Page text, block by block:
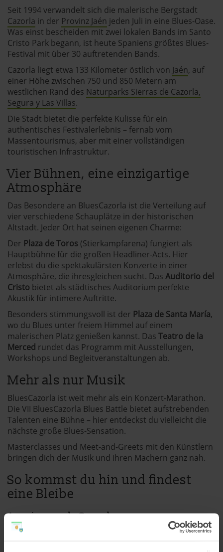
Seit 1994 verwandelt sich die malerische Bergstadt
Cazorla in der Provinz Jaén jeden Juli in eine Blues-Oase.
Was einst bescheiden mit zwei lokalen Bands im Santo
Cristo Park begann, ist heute Spaniens größtes Blues-
Festival mit über 30 auftretenden Bands.
Cazorla liegt etwa 133 Kilometer östlich von Jaén, auf
einer Höhe zwischen 750 und 850 Metern am
westlichen Rand des Naturparks Sierras de Cazorla,
Segura y Las Villas.
Die Stadt bietet die perfekte Kulisse für ein
authentisches Festivalerlebnis – fernab vom
Massentourismus, aber mit einer vollständigen
touristischen Infrastruktur.
Vier Bühnen, eine einzigartige
Atmosphäre
Das Besondere an BluesCazorla ist die Verteilung auf
vier verschiedene Schauplätze in der historischen
Altstadt. Jeder Ort hat seinen eigenen Charme:
Der Plaza de Toros (Stierkampfarena) fungiert als
Hauptbühne für die großen Headliner-Acts. Hier
erlebst du die spektakulärsten Konzerte in einer
Atmosphäre, die ihresgleichen sucht. Das Auditorio del
Cristo bietet als städtisches Auditorium perfekte
Akustik für intimere Auftritte.
Besonders stimmungsvoll ist der Plaza de Santa María,
wo du Blues unter freiem Himmel auf einem
malerischen Platz genießen kannst. Das Teatro de la
Merced rundet das Programm mit Ausstellungen,
Workshops und Begleitveranstaltungen ab.
Mehr als nur Musik
BluesCazorla ist weit mehr als ein Konzert-Marathon.
Die VII BluesCazorla Blues Battle bietet aufstrebenden
Talenten eine Bühne – hier entdeckst du vielleicht die
nächste große Blues-Sensation.
Masterclasses und Meet-and-Greets mit den Künstlern
bringen dich der Musik und ihren Machern ganz nah.
So kommst du hin und findest
eine Bleibe
Anreise nach Cazorla
Mit dem Flugzeug:
Die nächsten Flughäfen sind